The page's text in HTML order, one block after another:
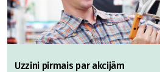
Uzzini pirmais par akcijām